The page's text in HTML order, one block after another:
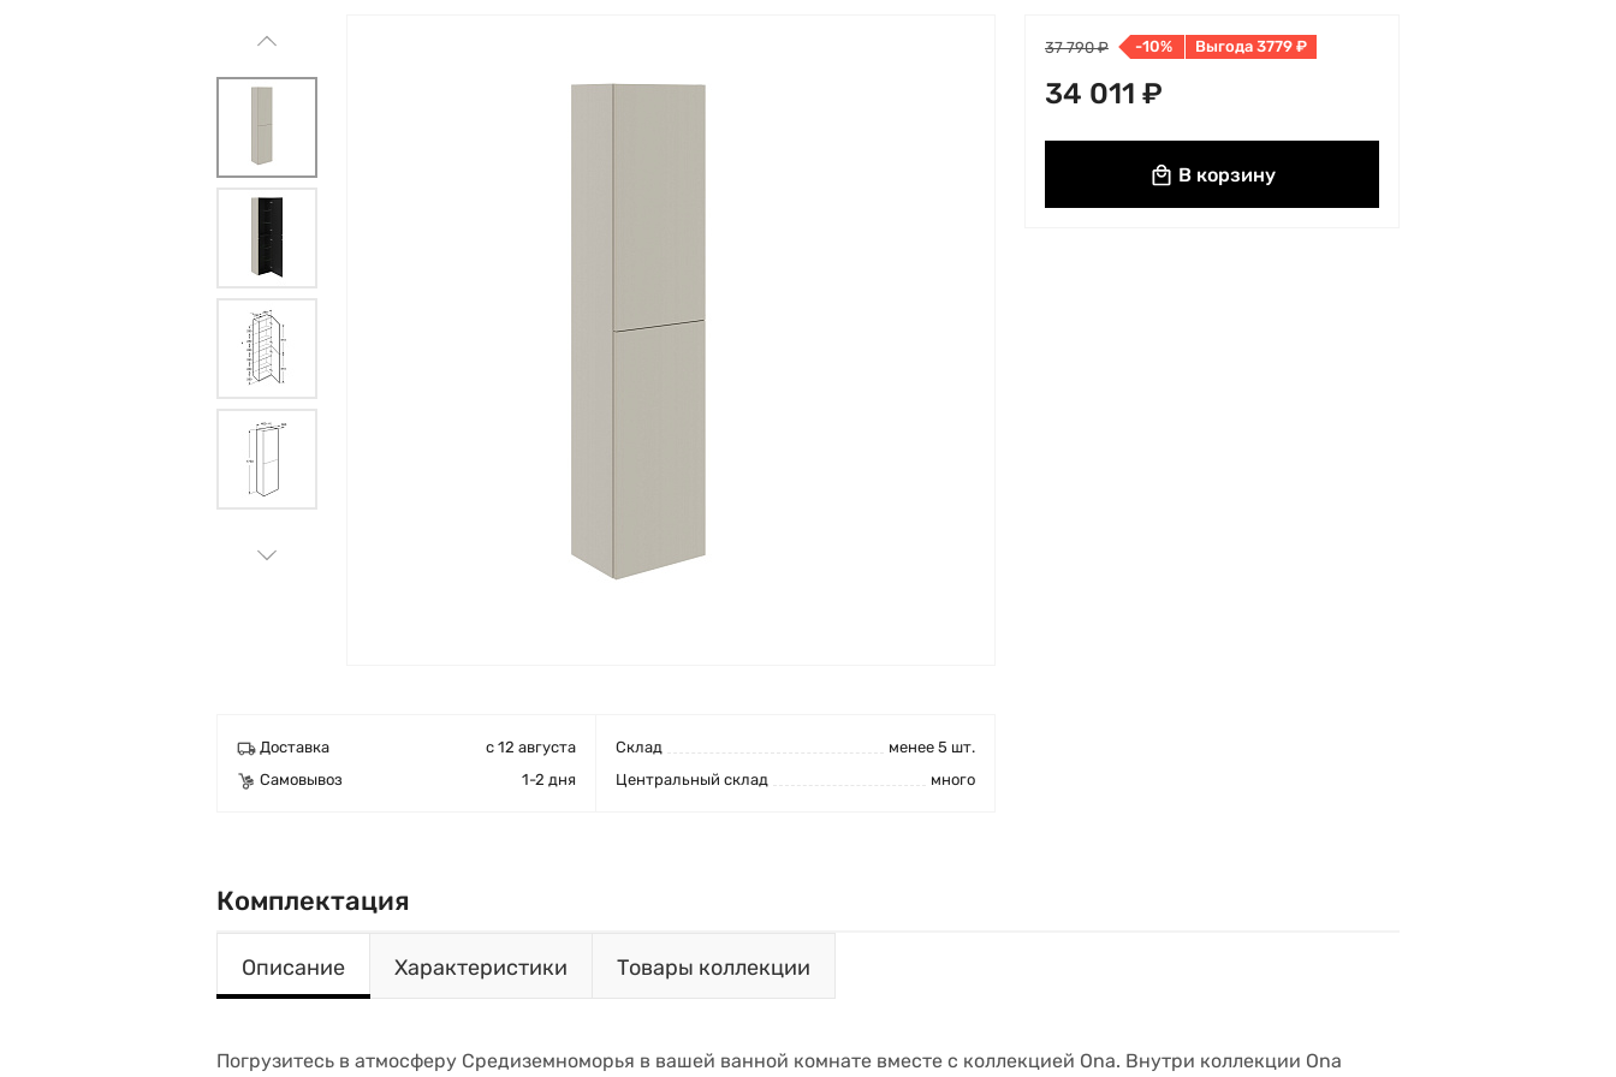
37 790 ₽ -10% Выгода 3779 ₽
34 011 ₽
В корзину
Доставка
с 12 августа
Самовывоз
1-2 дня
Cклад
менее 5 шт.
Центральный склад
много
Комплектация
Описание Характеристики Товары коллекции
Погрузитесь в атмосферу Средиземноморья в вашей ванной комнате вместе с коллекцией Ona. Внутри коллекции Ona